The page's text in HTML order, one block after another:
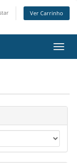
Ver Carrinho